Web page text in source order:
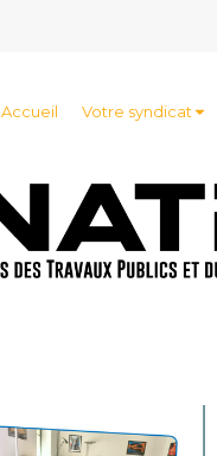
Accueil Votre syndicat